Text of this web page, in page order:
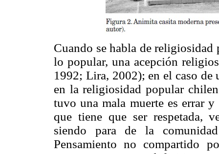
Cuando se habla de
lo popular, una acepción
1992; Lira, 2002); en el caso de
en la religiosidad popular
tuvo una mala muerte es errar
que tiene que ser respetada,
siendo para de la
Pensamiento no compartido